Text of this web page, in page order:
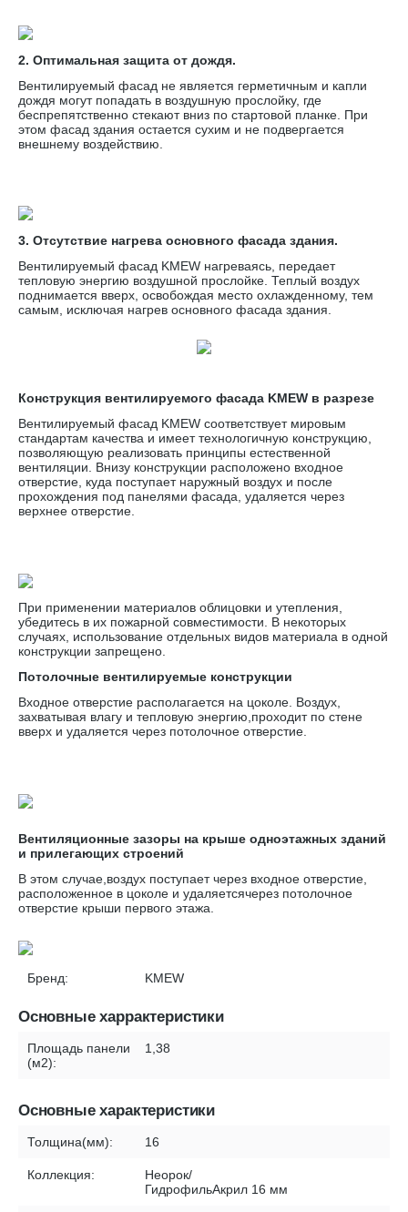
2. Оптимальная защита от дождя.
Вентилируемый фасад не является герметичным и капли
дождя могут попадать в воздушную прослойку, где
беспрепятственно стекают вниз по стартовой планке. При
этом фасад здания остается сухим и не подвергается
внешнему воздействию.
3. Отсутствие нагрева основного фасада здания.
Вентилируемый фасад KMEW нагреваясь, передает
тепловую энергию воздушной прослойке. Теплый воздух
поднимается вверх, освобождая место охлажденному, тем
самым, исключая нагрев основного фасада здания.
Конструкция вентилируемого фасада KMEW в разрезе
Вентилируемый фасад KMEW соответствует мировым
стандартам качества и имеет технологичную конструкцию,
позволяющую реализовать принципы естественной
вентиляции. Внизу конструкции расположено входное
отверстие, куда поступает наружный воздух и после
прохождения под панелями фасада, удаляется через
верхнее отверстие.
При применении материалов облицовки и утепления,
убедитесь в их пожарной совместимости. В некоторых
случаях, использование отдельных видов материала в одной
конструкции запрещено.
Потолочные вентилируемые конструкции
Входное отверстие располагается на цоколе. Воздух,
захватывая влагу и тепловую энергию,проходит по стене
вверх и удаляется через потолочное отверстие.
Вентиляционные зазоры на крыше одноэтажных зданий
и прилегающих строений
В этом случае,воздух поступает через входное отверстие,
расположенное в цоколе и удаляетсячерез потолочное
отверстие крыши первого этажа.
Бренд: KMEW
Основные харрактеристики
Площадь панели
(м2):
1,38
Основные характеристики
Толщина(мм): 16
Коллекция:
Неорок/
ГидрофильАкрил 16 мм